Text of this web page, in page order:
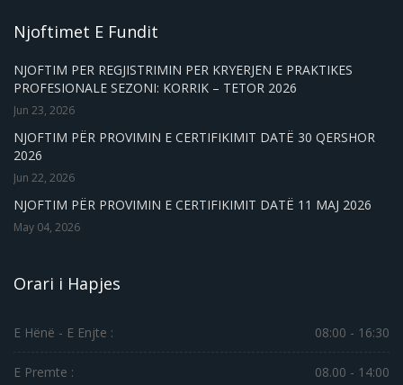
Njoftimet E Fundit
NJOFTIM PER REGJISTRIMIN PER KRYERJEN E PRAKTIKES
PROFESIONALE SEZONI: KORRIK – TETOR 2026
Jun 23, 2026
NJOFTIM PËR PROVIMIN E CERTIFIKIMIT DATË 30 QERSHOR
2026
Jun 22, 2026
NJOFTIM PËR PROVIMIN E CERTIFIKIMIT DATË 11 MAJ 2026
May 04, 2026
Orari i Hapjes
E Hënë - E Enjte : 08:00 - 16:30
E Premte : 08.00 - 14:00